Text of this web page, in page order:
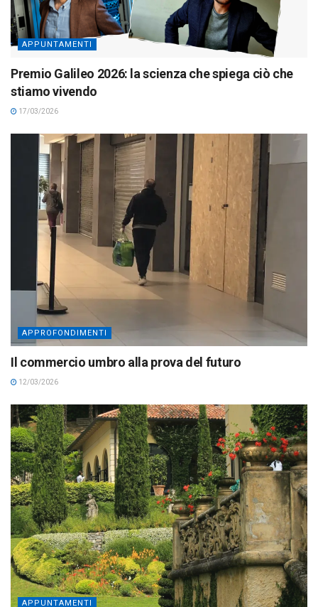
APPUNTAMENTI
Premio Galileo 2026: la scienza che spiega ciò che
stiamo vivendo
17/03/2026
APPROFONDIMENTI
Il commercio umbro alla prova del futuro
12/03/2026
APPUNTAMENTI